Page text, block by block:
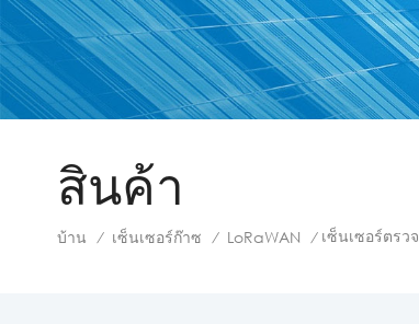
สินค้า
บ้าน / เซ็นเซอร์ก๊าซ / LoRaWAN / เซ็นเซอร์ตรว